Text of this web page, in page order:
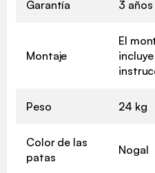
Garantía 3 años
Montaje
El
Peso 24 kg
Color de las
patas
Nogal